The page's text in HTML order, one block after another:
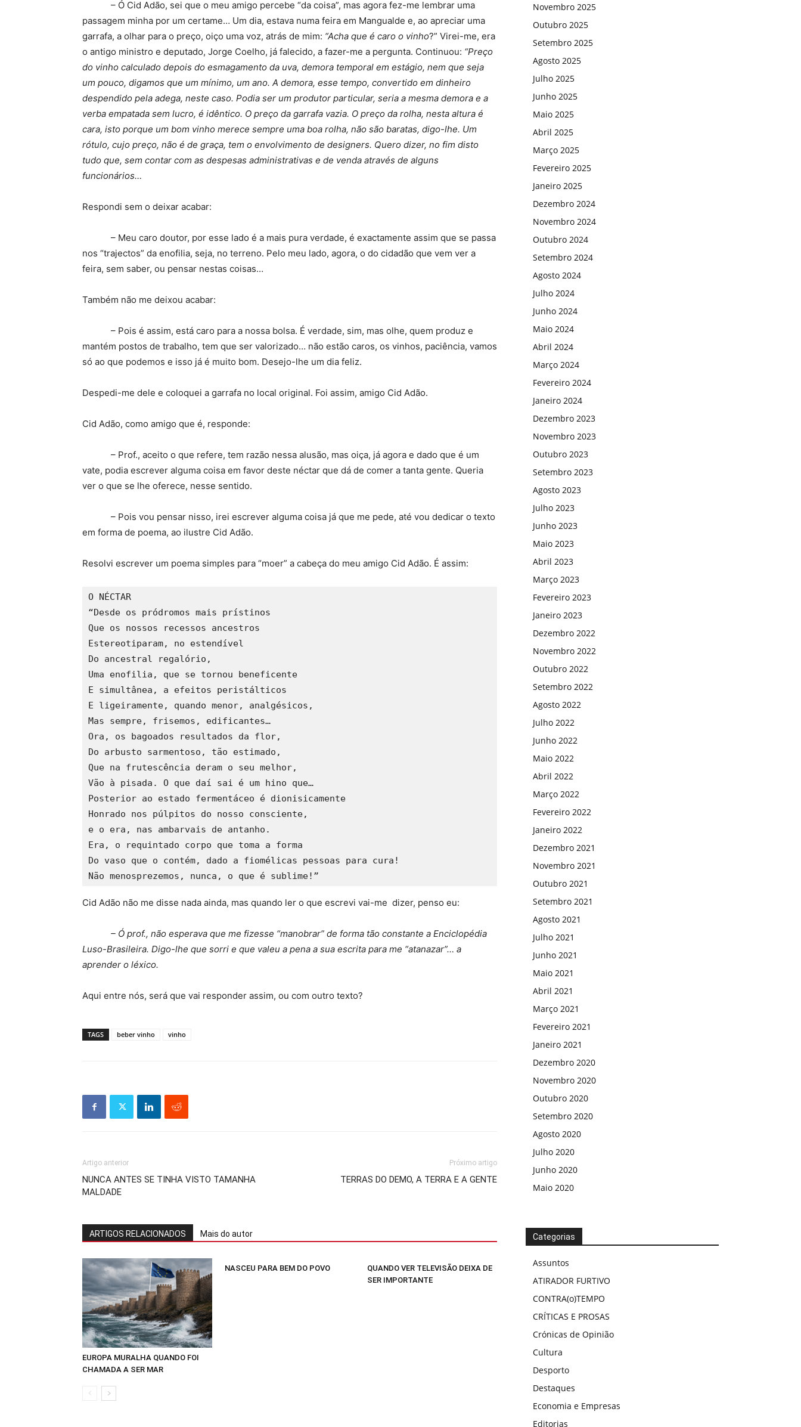
– Ó Cid Adão, sei que o meu amigo percebe “da coisa”, mas agora fez-me lembrar uma
passagem minha por um certame… Um dia, estava numa feira em Mangualde e, ao apreciar uma
garrafa, a olhar para o preço, oiço uma voz, atrás de mim: “Acha que é caro o vinho?” Virei-me, era
o antigo ministro e deputado, Jorge Coelho, já falecido, a fazer-me a pergunta. Continuou: “Preço
do vinho calculado depois do esmagamento da uva, demora temporal em estágio, nem que seja
um pouco, digamos que um mínimo, um ano. A demora, esse tempo, convertido em dinheiro
despendido pela adega, neste caso. Podia ser um produtor particular, seria a mesma demora e a
verba empatada sem lucro, é idêntico. O preço da garrafa vazia. O preço da rolha, nesta altura é
cara, isto porque um bom vinho merece sempre uma boa rolha, não são baratas, digo-lhe. Um
rótulo, cujo preço, não é de graça, tem o envolvimento de designers. Quero dizer, no fim disto
tudo que, sem contar com as despesas administrativas e de venda através de alguns
funcionários…
Respondi sem o deixar acabar:
– Meu caro doutor, por esse lado é a mais pura verdade, é exactamente assim que se passa
nos “trajectos” da enofilia, seja, no terreno. Pelo meu lado, agora, o do cidadão que vem ver a
feira, sem saber, ou pensar nestas coisas…
Também não me deixou acabar:
– Pois é assim, está caro para a nossa bolsa. É verdade, sim, mas olhe, quem produz e
mantém postos de trabalho, tem que ser valorizado… não estão caros, os vinhos, paciência, vamos
só ao que podemos e isso já é muito bom. Desejo-lhe um dia feliz.
Despedi-me dele e coloquei a garrafa no local original. Foi assim, amigo Cid Adão.
Cid Adão, como amigo que é, responde:
– Prof., aceito o que refere, tem razão nessa alusão, mas oiça, já agora e dado que é um
vate, podia escrever alguma coisa em favor deste néctar que dá de comer a tanta gente. Queria
ver o que se lhe oferece, nesse sentido.
– Pois vou pensar nisso, irei escrever alguma coisa já que me pede, até vou dedicar o texto
em forma de poema, ao ilustre Cid Adão.
Resolvi escrever um poema simples para “moer” a cabeça do meu amigo Cid Adão. É assim:
O NÉCTAR
“Desde os pródromos mais prístinos
Que os nossos recessos ancestros
Estereotiparam, no estendível
Do ancestral regalório,
Uma enofilia, que se tornou beneficente
E simultânea, a efeitos peristálticos
E ligeiramente, quando menor, analgésicos,
Mas sempre, frisemos, edificantes…
Ora, os bagoados resultados da flor,
Do arbusto sarmentoso, tão estimado,
Que na frutescência deram o seu melhor,
Vão à pisada. O que daí sai é um hino que…
Posterior ao estado fermentáceo é dionisicamente
Honrado nos púlpitos do nosso consciente,
e o era, nas ambarvais de antanho.
Era, o requintado corpo que toma a forma
Do vaso que o contém, dado a fiomélicas pessoas para cura!
Não menosprezemos, nunca, o que é sublime!”
Cid Adão não me disse nada ainda, mas quando ler o que escrevi vai-me dizer, penso eu:
– Ó prof., não esperava que me fizesse “manobrar” de forma tão constante a Enciclopédia
Luso-Brasileira. Digo-lhe que sorri e que valeu a pena a sua escrita para me “atanazar”… a
aprender o léxico.
Aqui entre nós, será que vai responder assim, ou com outro texto?
TAGS beber vinho vinho
Artigo anterior
NUNCA ANTES SE TINHA VISTO TAMANHA
MALDADE
Próximo artigo
TERRAS DO DEMO, A TERRA E A GENTE
ARTIGOS RELACIONADOS Mais do autor
EUROPA MURALHA QUANDO FOI
CHAMADA A SER MAR
NASCEU PARA BEM DO POVO
QUANDO VER TELEVISÃO DEIXA DE
SER IMPORTANTE
Novembro 2025
Outubro 2025
Setembro 2025
Agosto 2025
Julho 2025
Junho 2025
Maio 2025
Abril 2025
Março 2025
Fevereiro 2025
Janeiro 2025
Dezembro 2024
Novembro 2024
Outubro 2024
Setembro 2024
Agosto 2024
Julho 2024
Junho 2024
Maio 2024
Abril 2024
Março 2024
Fevereiro 2024
Janeiro 2024
Dezembro 2023
Novembro 2023
Outubro 2023
Setembro 2023
Agosto 2023
Julho 2023
Junho 2023
Maio 2023
Abril 2023
Março 2023
Fevereiro 2023
Janeiro 2023
Dezembro 2022
Novembro 2022
Outubro 2022
Setembro 2022
Agosto 2022
Julho 2022
Junho 2022
Maio 2022
Abril 2022
Março 2022
Fevereiro 2022
Janeiro 2022
Dezembro 2021
Novembro 2021
Outubro 2021
Setembro 2021
Agosto 2021
Julho 2021
Junho 2021
Maio 2021
Abril 2021
Março 2021
Fevereiro 2021
Janeiro 2021
Dezembro 2020
Novembro 2020
Outubro 2020
Setembro 2020
Agosto 2020
Julho 2020
Junho 2020
Maio 2020
Categorias
Assuntos
ATIRADOR FURTIVO
CONTRA(o)TEMPO
CRÍTICAS E PROSAS
Crónicas de Opinião
Cultura
Desporto
Destaques
Economia e Empresas
Editorias